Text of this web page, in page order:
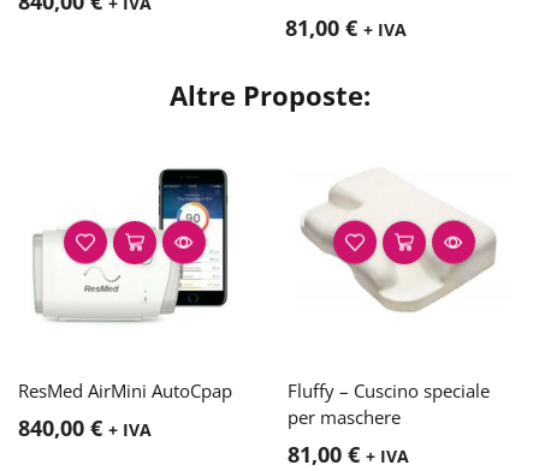
81,00 € + IVA
Altre Proposte:
ResMed AirMini AutoCpap
840,00 € + IVA
Fluffy – Cuscino speciale
per maschere
81,00 € + IVA